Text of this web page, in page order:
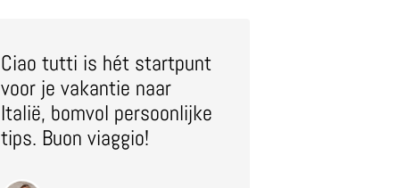
Ciao tutti is hét startpunt
voor je vakantie naar
Italië, bomvol persoonlijke
tips. Buon viaggio!